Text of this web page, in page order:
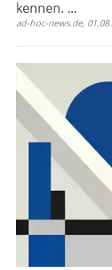
kennen. ...
ad-hoc-news.de,